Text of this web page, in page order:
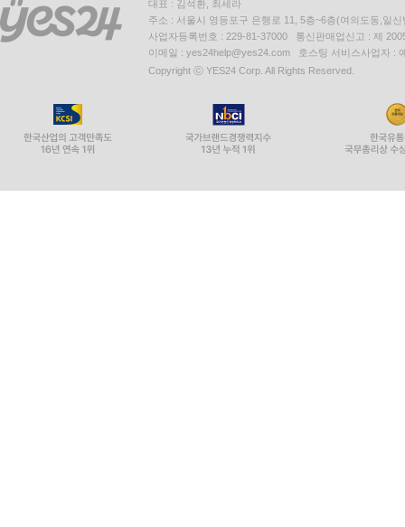
대표 : 김석환, 최세라
주소 : 서울시 영등포구 은행로 11, 5층~6층(여의도동,일신
사업자등록번호 : 229-81-37000 통신판매업신고 : 제
이메일 : yes24help@yes24.com 호스팅 서비스사업자 :
Copyright ⓒ YES24 Corp. All Rights Reserved.